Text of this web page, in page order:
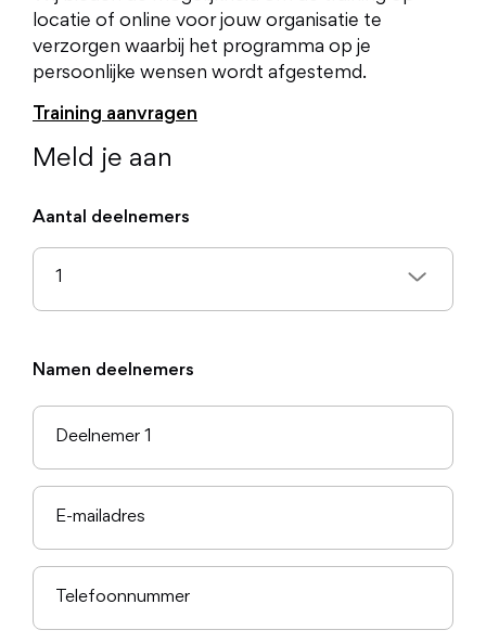
Toestemming Details Over
Deze website maakt gebruik van cookies
We gebruiken cookies om content en advertenties te
personaliseren, om functies voor social media te bieden en
ons websiteverkeer te analyseren. Ook delen we informatie
locatie of online voor jouw organisatie te
verzorgen waarbij het programma op je
persoonlijke wensen wordt afgestemd.
Training aanvragen
Meld je aan
Aantal deelnemers
Namen deelnemers